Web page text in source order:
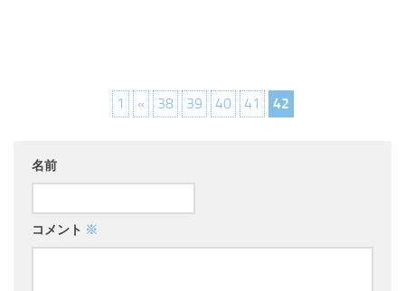
1 « 38 39 40 41 42
名前
コメント ※